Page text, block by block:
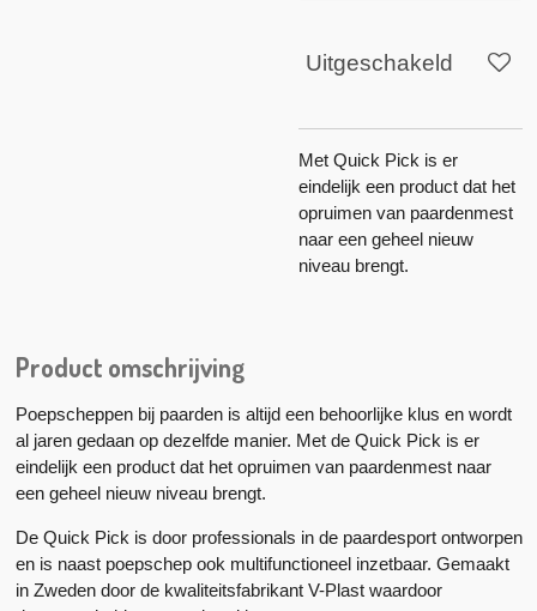
Uitgeschakeld
Met Quick Pick is er
eindelijk een product dat het
opruimen van paardenmest
naar een geheel nieuw
niveau brengt.
Product omschrijving
Poepscheppen bij paarden is altijd een behoorlijke klus en wordt
al jaren gedaan op dezelfde manier. Met de Quick Pick is er
eindelijk een product dat het opruimen van paardenmest naar
een geheel nieuw niveau brengt.
De Quick Pick is door professionals in de paardesport ontworpen
en is naast poepschep ook multifunctioneel inzetbaar. Gemaakt
in Zweden door de kwaliteitsfabrikant V-Plast waardoor